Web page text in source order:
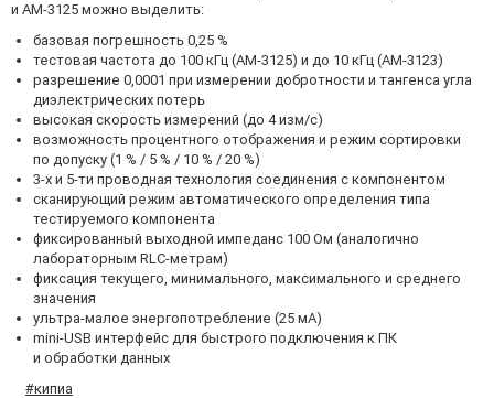
и АМ-3125 можно выделить:
базовая погрешность 0,25 %
тестовая частота до 100 кГц (АМ-3125) и до 10 кГц (АМ-3123)
разрешение 0,0001 при измерении добротности и тангенса угла
диэлектрических потерь
высокая скорость измерений (до 4 изм/с)
возможность процентного отображения и режим сортировки
по допуску (1 % / 5 % / 10 % / 20 %)
3-х и 5-ти проводная технология соединения с компонентом
сканирующий режим автоматического определения типа
тестируемого компонента
фиксированный выходной импеданс 100 Ом (аналогично
лабораторным RLC-метрам)
фиксация текущего, минимального, максимального и среднего
значения
ультра-малое энергопотребление (25 мА)
mini-USB интерфейс для быстрого подключения к ПК
и обработки данных
#кипиа